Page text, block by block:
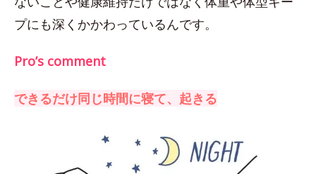
プにも深くかかわっているんです。
Pro’s comment
できるだけ同じ時間に寝て、起きる